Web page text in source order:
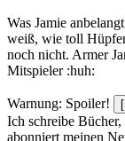
Was Jamie
weiß, wie toll
noch nicht. Armer
Mitspieler :huh:
Warnung: Spoiler!
Ich schreibe
abonniert meinen